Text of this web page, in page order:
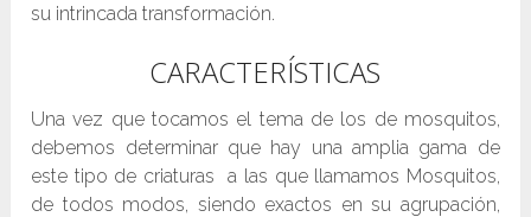
su intrincada transformación.
CARACTERÍSTICAS
Una vez que tocamos el tema de los de mosquitos,
debemos determinar que hay una amplia gama de
este tipo de criaturas a las que llamamos Mosquitos,
de todos modos, siendo exactos en su agrupación,